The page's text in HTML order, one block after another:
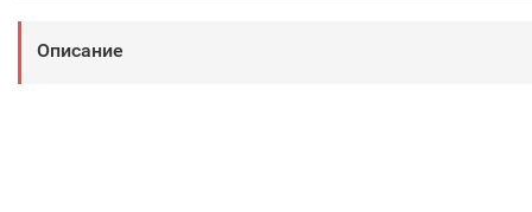
Описание